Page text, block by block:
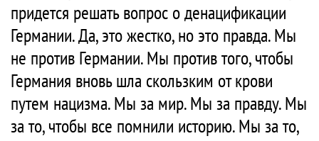
придется решать вопрос о денацификации
Германии. Да, это жестко, но это правда. Мы
не против Германии. Мы против того, чтобы
Германия вновь шла скользким от крови
путем нацизма. Мы за мир. Мы за правду. Мы
за то, чтобы все помнили историю. Мы за то,